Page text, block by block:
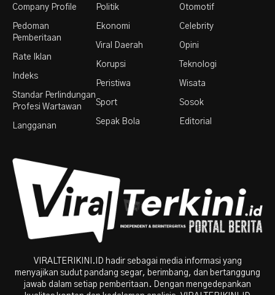
Company Profile
Pedoman
Pemberitaan
Rate Iklan
Indeks
Standar Perlindungan
Profesi Wartawan
Langganan
Politik
Ekonomi
Viral Daerah
Korupsi
Peristiwa
Sport
Sepak Bola
Otomotif
Celebrity
Opini
Teknologi
Wisata
Sosok
Editorial
VIRALTERIKINI.ID hadir sebagai media informasi yang
menyajikan sudut pandang segar, berimbang, dan bertanggung
jawab dalam setiap pemberitaan. Dengan mengedepankan